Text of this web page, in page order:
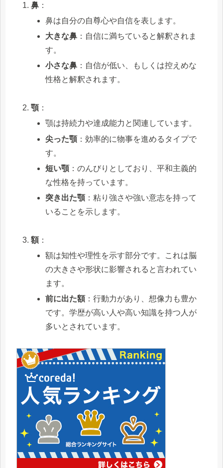
鼻 ：
鼻は自分の自尊心や自信を表します。
大きな鼻 ：自信に満ちていると解釈されま
す。
小さな鼻 ：自信が低い、もしくは控えめな
性格と解釈されます。
顎 ：
顎は持続力や達成能力と関連しています。
尖った顎 ：効率的に物事を進めるタイプで
す。
短い顎 ：のんびりとしており、平和主義的
な性格を持っています。
突き出た顎 ：粘り強さや強い意志を持って
いることを示します。
額：
額は知性や理性を示す部分です。これは脳
の大きさや形状に影響されると言われてい
ます。
前に出た額：行動力があり、想像力も豊か
です。学歴が高い人や高い知識を持つ人が
多いとされています。